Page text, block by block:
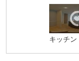
キッチン